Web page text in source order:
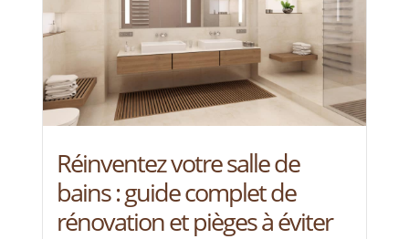
Réinventez votre salle de
bains : guide complet de
rénovation et pièges à éviter